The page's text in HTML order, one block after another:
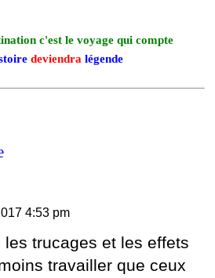
c'est le voyage qui compte
deviendra légende
4:53 pm
trucages et les effets
travailler que ceux